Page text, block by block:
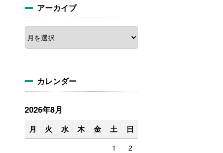
アーカイブ
カレンダー
2026年8月
月 火 水 木 金 土 日
1
2